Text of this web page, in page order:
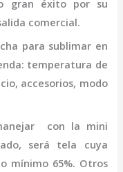
gran éxito por su
comercial.
para sublimar en
temperatura de
accesorios, modo
con la mini
será tela cuya
mínimo 65%. Otros